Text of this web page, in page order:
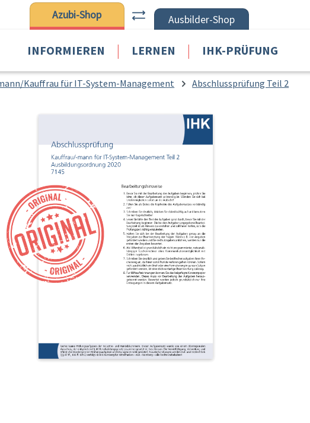
Azubi-Shop Ausbilder-Shop
INFORMIEREN | LERNEN | IHK-PRÜFUNG
Kauffrau für IT-System-Management Abschlussprüfung Teil 2